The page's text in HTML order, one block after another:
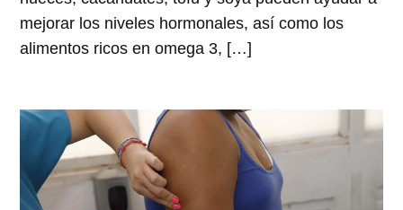
mejorar los niveles hormonales, así como los
alimentos ricos en omega 3, […]